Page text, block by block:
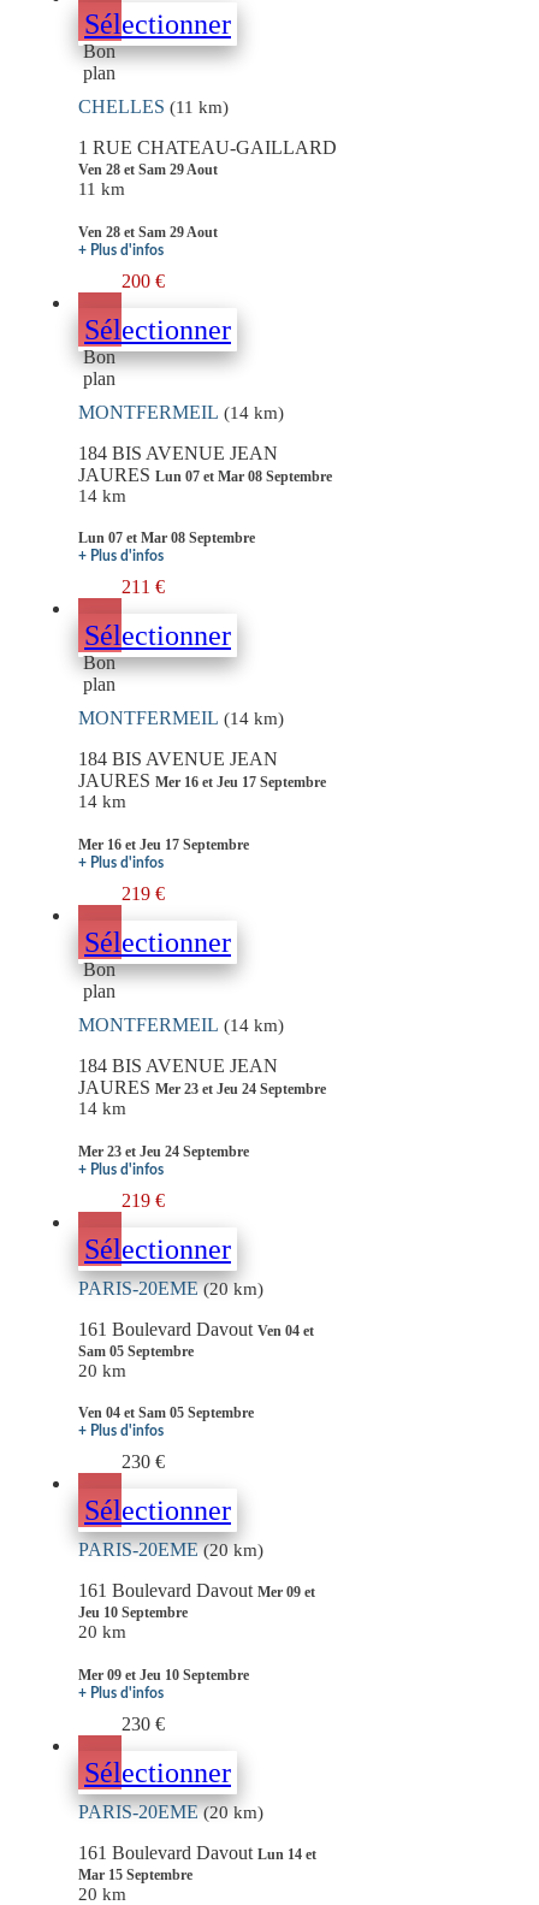
Sélectionner
Bon
plan
CHELLES (11 km)
1 RUE CHATEAU-GAILLARD
Ven 28 et Sam 29 Aout
11 km
Ven 28 et Sam 29 Aout
+ Plus d'infos
200 €
Sélectionner
Bon
plan
MONTFERMEIL (14 km)
184 BIS AVENUE JEAN
JAURES Lun 07 et Mar 08 Septembre
14 km
Lun 07 et Mar 08 Septembre
+ Plus d'infos
211 €
Sélectionner
Bon
plan
MONTFERMEIL (14 km)
184 BIS AVENUE JEAN
JAURES Mer 16 et Jeu 17 Septembre
14 km
Mer 16 et Jeu 17 Septembre
+ Plus d'infos
219 €
Sélectionner
Bon
plan
MONTFERMEIL (14 km)
184 BIS AVENUE JEAN
JAURES Mer 23 et Jeu 24 Septembre
14 km
Mer 23 et Jeu 24 Septembre
+ Plus d'infos
219 €
Sélectionner
PARIS-20EME(20 km)
161 Boulevard Davout Ven 04 et
Sam 05 Septembre
20 km
Ven 04 et Sam 05 Septembre
+ Plus d'infos
230 €
Sélectionner
PARIS-20EME(20 km)
161 Boulevard Davout Mer 09 et
Jeu 10 Septembre
20 km
Mer 09 et Jeu 10 Septembre
+ Plus d'infos
230 €
Sélectionner
PARIS-20EME(20 km)
161 Boulevard Davout Lun 14 et
Mar 15 Septembre
20 km